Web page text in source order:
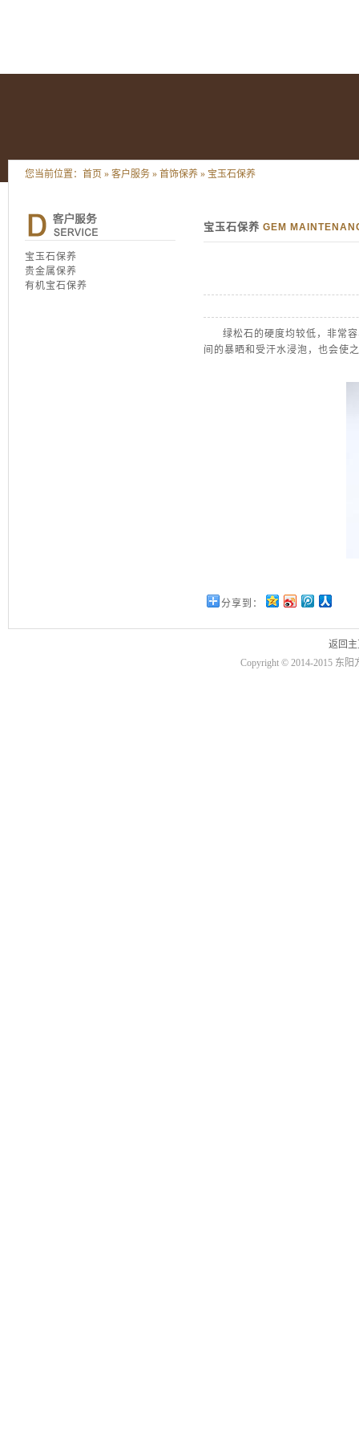
您当前位置： 首页 » 客户服务 » 首饰保养 » 宝玉石保养
宝玉石保养
贵金属保养
有机宝石保养
宝玉石保养 GEM
绿松石的硬度均较低，非常容
间的暴晒和受汗水浸泡，也会使
分享到：
返回
Copyright © 2014-2015 东